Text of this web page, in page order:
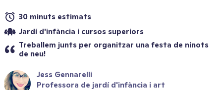
30 minuts estimats
Jardí d'infància i cursos superiors
Treballem junts per organitzar una festa de ninots
de neu!
Jess Gennarelli
Professora de jardí d'infància i art